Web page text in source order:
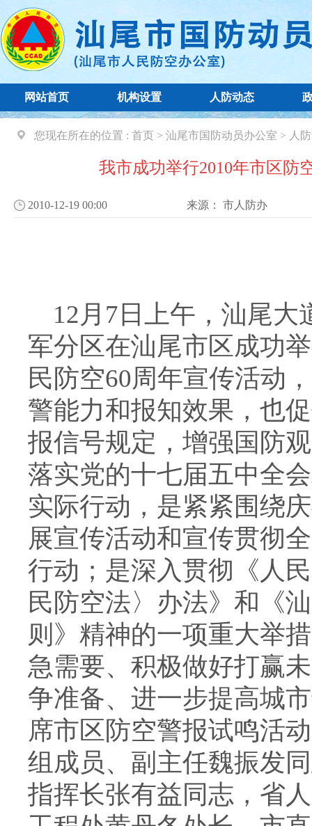
网站首页 机构设置 人防动态
您现在所在的位置 : 首页 > 汕尾市国防动员办公室 > 人
我市成功举行2010年市区防
2010-12-19 00:00 来源： 市人防办
12月7日上午，汕尾大
军分区在汕尾市区成功
民防空60周年宣传活动
警能力和报知效果，也
报信号规定，增强国防
落实党的十七届五中全
实际行动，是紧紧围绕
展宣传活动和宣传贯彻
行动；是深入贯彻《人
民防空法〉办法》和《
则》精神的一项重大举
急需要、积极做好打赢
争准备、进一步提高城
席市区防空警报试鸣活
组成员、副主任魏振发
指挥长张有益同志，省